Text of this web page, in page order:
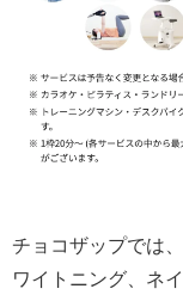
チョコザップでは
ワイトニング、ネ